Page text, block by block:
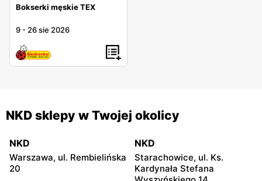
Bokserki męskie TEX
9 - 26 sie 2026
NKD sklepy w Twojej okolicy
NKD
Warszawa, ul. Rembielińska
20
NKD
Starachowice, ul. Ks.
Kardynała Stefana